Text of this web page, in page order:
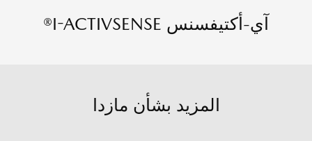
آي-أكتيفسنس I-ACTIVSENSE®
المزيد بشأن مازدا